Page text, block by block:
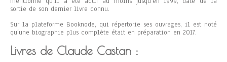
sortie de son dernier livre connu.
Sur la plateforme Booknode, qui répertorie ses ouvrages, il est noté
qu’une biographie plus complète était en préparation en 2017.
Livres de Claude Castan :